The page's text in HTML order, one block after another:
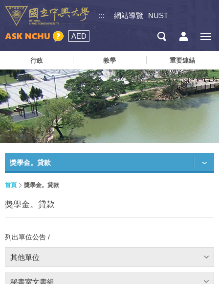
::: 網站導覽 NUST
AED
行政 教學 重要連結
獎學金。貸款
首頁 獎學金。貸款
獎學金。貸款
列出單位公告 /
其他單位
秘書室文書組